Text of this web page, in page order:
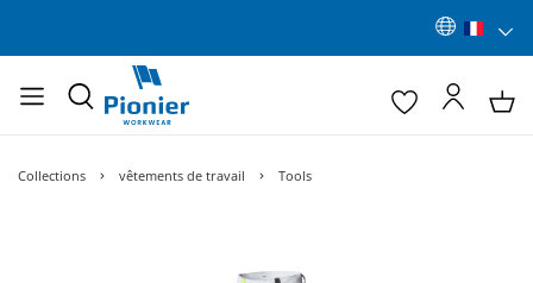
Collections vêtements de travail Tools